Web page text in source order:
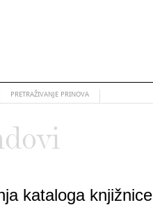
PRETRAŽIVANJE PRINOVA
kataloga knjižnice